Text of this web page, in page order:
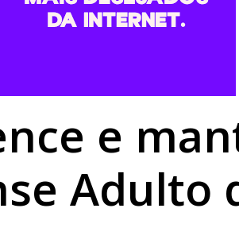
de Alencar afirma que manterá postura
e
Adulto